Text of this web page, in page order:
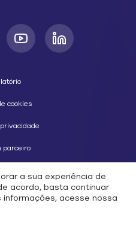
cookies
parceiro
os direitos reservados.
e inteligência."
a sua experiência de
acordo, basta continuar
acesse nossa